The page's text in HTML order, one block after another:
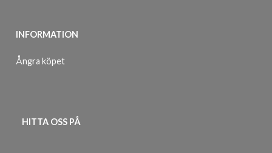
INFORMATION
Ångra köpet
HITTA OSS PÅ